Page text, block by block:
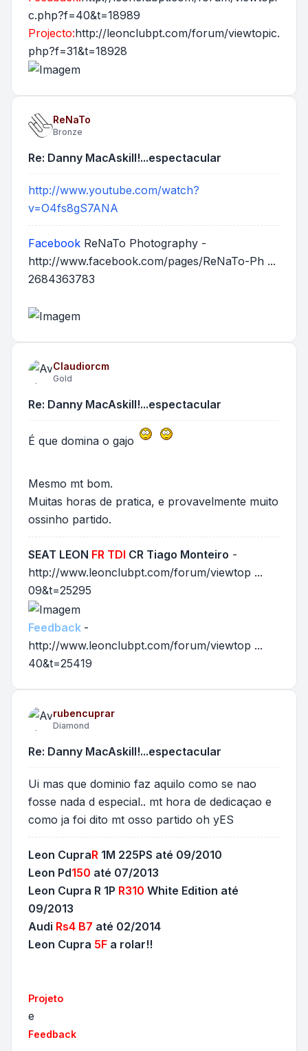
c.php?f=40&t=18989
Projecto:http://leonclubpt.com/forum/viewtopic.
php?f=31&t=18928
ReNaTo
Bronze
Re: Danny MacAskill!...espectacular
http://www.youtube.com/watch?
v=O4fs8gS7ANA
Facebook ReNaTo Photography -
http://www.facebook.com/pages/ReNaTo-Ph ...
2684363783
Claudiorcm
Gold
Re: Danny MacAskill!...espectacular
É que domina o gajo
Mesmo mt bom.
Muitas horas de pratica, e provavelmente muito
ossinho partido.
SEAT LEON FR TDI CR Tiago Monteiro -
http://www.leonclubpt.com/forum/viewtop ...
09&t=25295
Feedback -
http://www.leonclubpt.com/forum/viewtop ...
40&t=25419
rubencuprar
Diamond
Re: Danny MacAskill!...espectacular
Ui mas que dominio faz aquilo como se nao
fosse nada d especial.. mt hora de dedicaçao e
como ja foi dito mt osso partido oh yES
Leon CupraR 1M 225PS até 09/2010
Leon Pd150 até 07/2013
Leon Cupra R 1P R310 White Edition até
09/2013
Audi Rs4 B7 até 02/2014
Leon Cupra 5F a rolar!!
Projeto
e
Feedback